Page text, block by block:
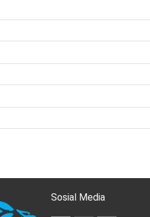
Sosial Media